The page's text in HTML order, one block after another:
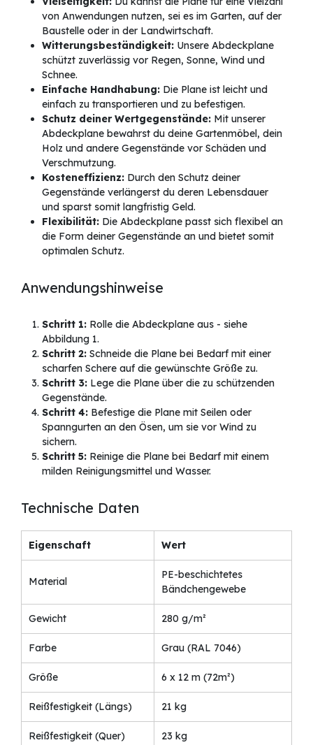
von Anwendungen nutzen, sei es im Garten, auf der
Baustelle oder in der Landwirtschaft.
Witterungsbeständigkeit: Unsere Abdeckplane
schützt zuverlässig vor Regen, Sonne, Wind und
Schnee.
Einfache Handhabung: Die Plane ist leicht und
einfach zu transportieren und zu befestigen.
Schutz deiner Wertgegenstände: Mit unserer
Abdeckplane bewahrst du deine Gartenmöbel, dein
Holz und andere Gegenstände vor Schäden und
Verschmutzung.
Kosteneffizienz: Durch den Schutz deiner
Gegenstände verlängerst du deren Lebensdauer
und sparst somit langfristig Geld.
Flexibilität: Die Abdeckplane passt sich flexibel an
die Form deiner Gegenstände an und bietet somit
optimalen Schutz.
Anwendungshinweise
Schritt 1: Rolle die Abdeckplane aus - siehe
Abbildung 1.
Schritt 2: Schneide die Plane bei Bedarf mit einer
scharfen Schere auf die gewünschte Größe zu.
Schritt 3: Lege die Plane über die zu schützenden
Gegenstände.
Schritt 4: Befestige die Plane mit Seilen oder
Spanngurten an den Ösen, um sie vor Wind zu
sichern.
Schritt 5: Reinige die Plane bei Bedarf mit einem
milden Reinigungsmittel und Wasser.
Technische Daten
Eigenschaft Wert
Material
PE-beschichtetes
Bändchengewebe
Gewicht 280 g/m²
Farbe Grau (RAL 7046)
Größe 6 x 12 m (72m²)
Reißfestigkeit (Längs) 21 kg
Reißfestigkeit (Quer) 23 kg